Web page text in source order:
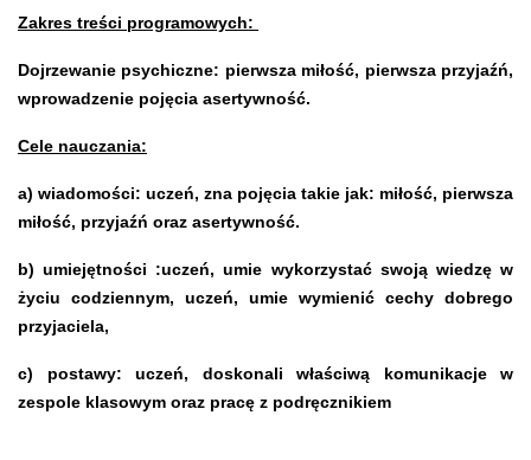
Zakres treści programowych:
Dojrzewanie psychiczne: pierwsza miłość, pierwsza przyjaźń,
wprowadzenie pojęcia asertywność.
Cele nauczania:
a) wiadomości: uczeń, zna pojęcia takie jak: miłość, pierwsza
miłość, przyjaźń oraz asertywność.
b) umiejętności :uczeń, umie wykorzystać swoją wiedzę w
życiu codziennym, uczeń, umie wymienić cechy dobrego
przyjaciela,
c) postawy: uczeń, doskonali właściwą komunikacje w
zespole klasowym oraz pracę z podręcznikiem